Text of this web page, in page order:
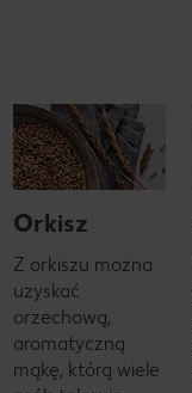
Orkisz
Z orkiszu można
uzyskać
orzechową,
aromatyczną
mąkę, którą wiele